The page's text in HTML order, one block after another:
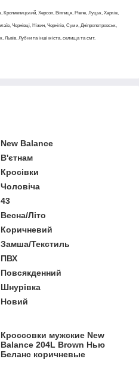
Кропивницький, Херсон, Вінниця, Рівне, Луцьк, Харків,
Чернівці, Ніжин, Чернігів, Суми, Дніпропетровськ,
Львів, Лубни та інші міста, селища та смт.
New Balance
В'єтнам
Кросівки
Чоловіча
43
Весна/Літо
Коричневий
Замша/Текстиль
ПВХ
Повсякденний
Шнурівка
Новий
Кроссовки мужские New
Balance 204L Brown Нью
Беланс коричневые